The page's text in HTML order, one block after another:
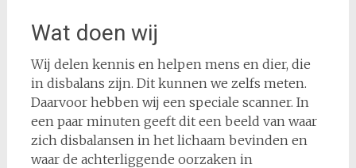
Wat doen wij
Wij delen kennis en helpen mens en dier, die
in disbalans zijn. Dit kunnen we zelfs meten.
Daarvoor hebben wij een speciale scanner. In
een paar minuten geeft dit een beeld van waar
zich disbalansen in het lichaam bevinden en
waar de achterliggende oorzaken in